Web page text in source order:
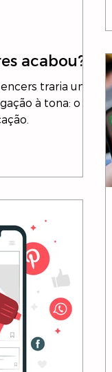
acabou?
traria um
à tona: o